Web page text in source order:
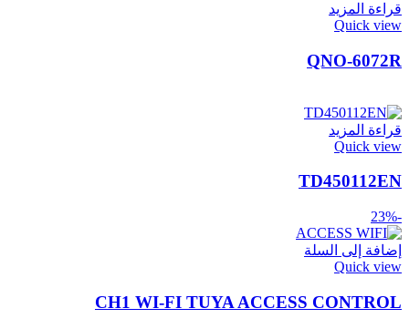
قراءة المزيد
Quick view
QNO-6072R
قراءة المزيد
Quick view
TD450112EN
-23%
إضافة إلى السلة
Quick view
CH1 WI-FI TUYA ACCESS CONTROL